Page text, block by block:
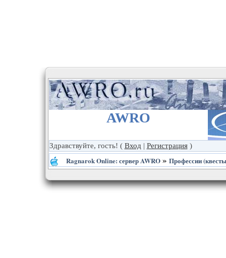
AWRO
Здравствуйте, гость! ( Вход | Регистрация)
Ragnarok Online: сервер AWRO» Профессии